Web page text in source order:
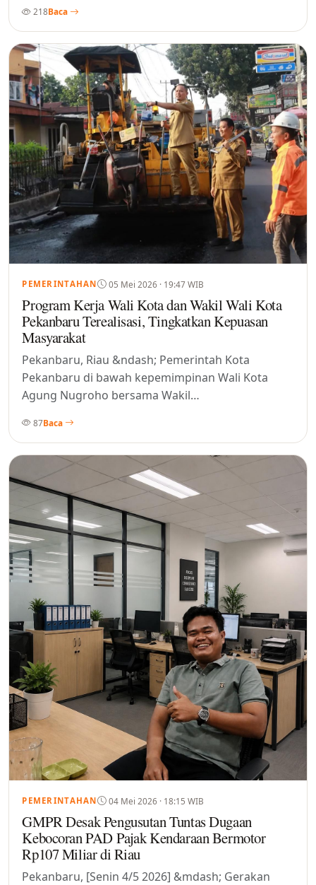
218Baca
PEMERINTAHAN 05 Mei 2026 · 19:47 WIB
Program Kerja Wali Kota dan Wakil Wali Kota
Pekanbaru Terealisasi, Tingkatkan Kepuasan
Masyarakat
Pekanbaru, Riau &ndash; Pemerintah Kota
Pekanbaru di bawah kepemimpinan Wali Kota
Agung Nugroho bersama Wakil…
87Baca
PEMERINTAHAN 04 Mei 2026 · 18:15 WIB
GMPR Desak Pengusutan Tuntas Dugaan
Kebocoran PAD Pajak Kendaraan Bermotor
Rp107 Miliar di Riau
Pekanbaru, [Senin 4/5 2026] &mdash; Gerakan